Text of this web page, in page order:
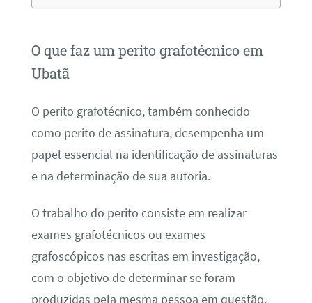
O que faz um perito grafotécnico em
Ubatã
O perito grafotécnico, também conhecido
como perito de assinatura, desempenha um
papel essencial na identificação de assinaturas
e na determinação de sua autoria.
O trabalho do perito consiste em realizar
exames grafotécnicos ou exames
grafoscópicos nas escritas em investigação,
com o objetivo de determinar se foram
produzidas pela mesma pessoa em questão.